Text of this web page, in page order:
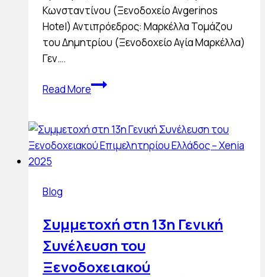
Κωνσταντίνου (Ξενοδοχείο Avgerinos
Hotel) Αντιπρόεδρος: Μαρκέλλα Τομάζου
του Δημητρίου (Ξενοδοχείο Αγία Μαρκέλλα)
Γεν….
Read MoreΝέο
για
την
Blog
Συμμετοχή στη 13η Γενική
Συνέλευση του
Ξενοδοχειακού